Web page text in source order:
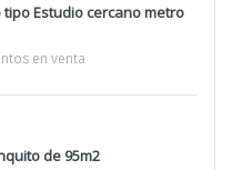
Estudio cercano metro
en venta
de 95m2